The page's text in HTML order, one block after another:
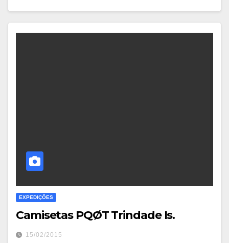
EXPEDIÇÕES
Camisetas PQØT Trindade Is.
15/02/2015